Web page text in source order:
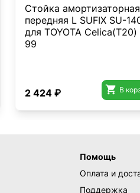
Стойка амортизаторная
передняя L SUFIX SU-
для TOYOTA
99
2 424 ₽  В
Помощь
Оплата и
Поддержка